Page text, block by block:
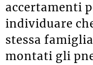
accertamenti
individuare
stessa
montati gli